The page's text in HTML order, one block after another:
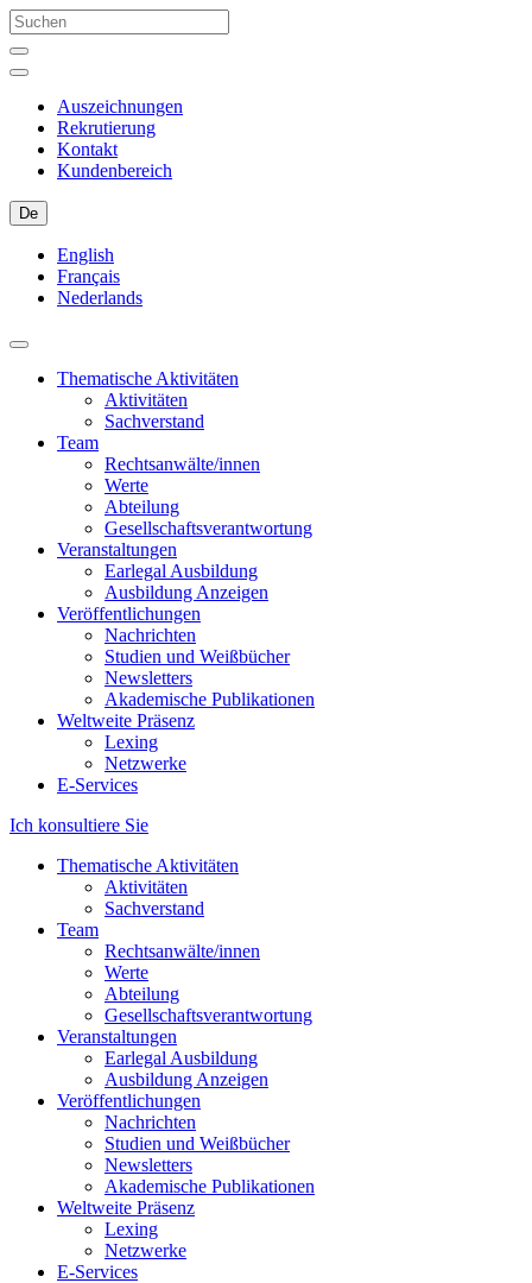
Auszeichnungen
Rekrutierung
Kontakt
Kundenbereich
De
English
Français
Nederlands
Thematische Aktivitäten
Aktivitäten
Sachverstand
Team
Rechtsanwälte/innen
Werte
Abteilung
Gesellschaftsverantwortung
Veranstaltungen
Earlegal Ausbildung
Ausbildung Anzeigen
Veröffentlichungen
Nachrichten
Studien und Weißbücher
Newsletters
Akademische Publikationen
Weltweite Präsenz
Lexing
Netzwerke
E-Services
Ich konsultiere Sie
Thematische Aktivitäten
Aktivitäten
Sachverstand
Team
Rechtsanwälte/innen
Werte
Abteilung
Gesellschaftsverantwortung
Veranstaltungen
Earlegal Ausbildung
Ausbildung Anzeigen
Veröffentlichungen
Nachrichten
Studien und Weißbücher
Newsletters
Akademische Publikationen
Weltweite Präsenz
Lexing
Netzwerke
E-Services